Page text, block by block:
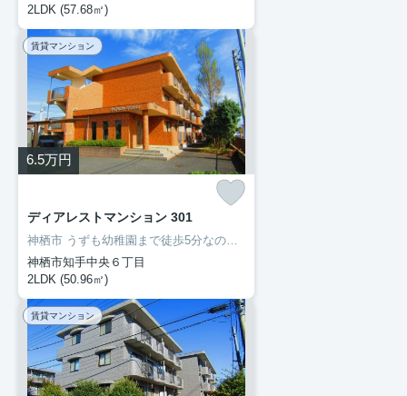
2LDK (57.68㎡)
賃貸マンション
6.5万円
ディアレストマンション 301
神栖市 うずも幼稚園まで徒歩5分なので、送り迎えも楽です。ネットの回線を導入しています、パソコンが使えて暮らしに嬉しい。転居先に住み心地も良いこちらの賃貸物件。充実した新生活を過ごしましょう。豊成管理システムは長年、神栖市を中心にお部屋探しをサポートして参りましたので、お部屋探しには自信があります。
神栖市知手中央６丁目
2LDK (50.96㎡)
賃貸マンション